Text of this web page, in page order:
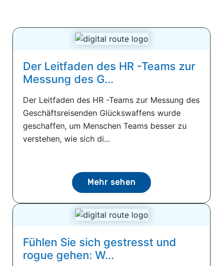
Der Leitfaden des HR -Teams zur
Messung des G...
Der Leitfaden des HR -Teams zur Messung des
Geschäftsreisenden Glückswaffens wurde
geschaffen, um Menschen Teams besser zu
verstehen, wie sich di...
Mehr sehen
Fühlen Sie sich gestresst und
rogue gehen: W...